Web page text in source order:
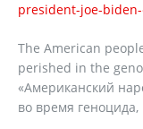
president-joe-
The American
perished in the
«Американский
во время геноцида,